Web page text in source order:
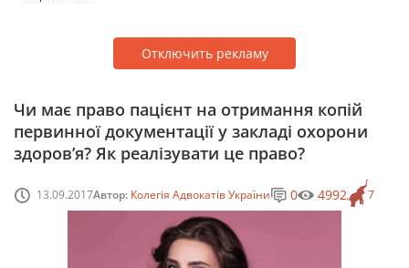
Отключить рекламу
Чи має право пацієнт на отримання копій
первинної документації у закладі охорони
здоров’я? Як реалізувати це право?
13.09.2017Автор: Колегія Адвокатів України 7
0 4992